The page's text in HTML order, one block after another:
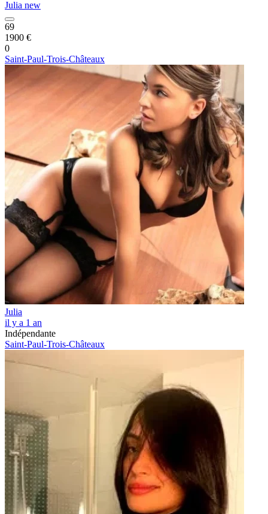
Julia new
69
1900 €
0
Saint-Paul-Trois-Châteaux
Julia
il y a 1 an
Indépendante
Saint-Paul-Trois-Châteaux